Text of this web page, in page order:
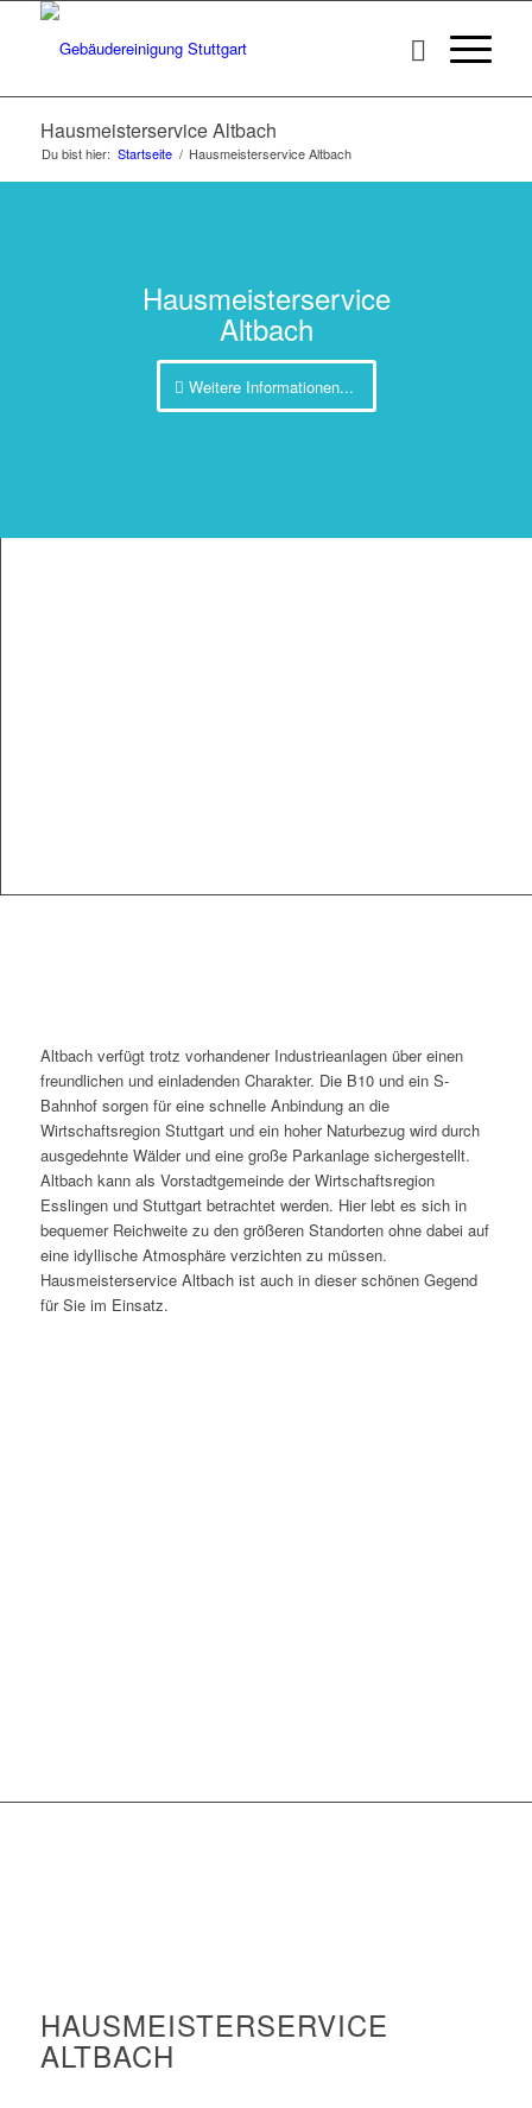
Hausmeisterservice Altbach
Du bist hier: Startseite / Hausmeisterservice Altbach
Hausmeisterservice
Altbach
Weitere Informationen...
Altbach verfügt trotz vorhandener Industrieanlagen über einen
freundlichen und einladenden Charakter. Die B10 und ein S-
Bahnhof sorgen für eine schnelle Anbindung an die
Wirtschaftsregion Stuttgart und ein hoher Naturbezug wird durch
ausgedehnte Wälder und eine große Parkanlage sichergestellt.
Altbach kann als Vorstadtgemeinde der Wirtschaftsregion
Esslingen und Stuttgart betrachtet werden. Hier lebt es sich in
bequemer Reichweite zu den größeren Standorten ohne dabei auf
eine idyllische Atmosphäre verzichten zu müssen.
Hausmeisterservice Altbach ist auch in dieser schönen Gegend
für Sie im Einsatz.
HAUSMEISTERSERVICE
ALTBACH